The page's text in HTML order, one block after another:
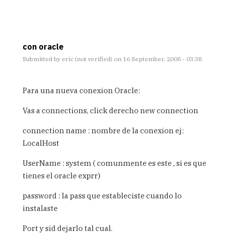
con oracle
Submitted by eric (not verified) on 16 September, 2008 - 03:38
reply
Conexion
by
(not
verified)
Para una nueva conexion Oracle:
Vas a connections, click derecho new connection
connection name : nombre de la conexion ej:
LocalHost
UserName : system ( comunmente es este , si es que
tienes el oracle exprr)
password : la pass que estableciste cuando lo
instalaste
Port y sid dejarlo tal cual.